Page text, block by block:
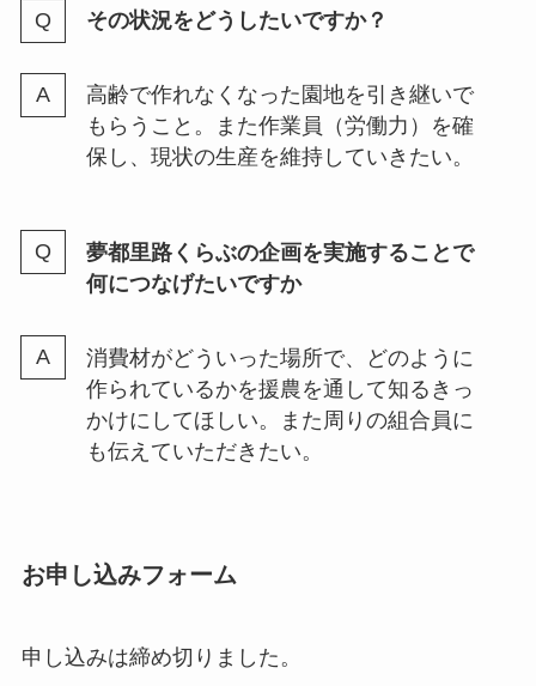
その状況をどうしたいですか？
高齢で作れなくなった園地を引き継いで
もらうこと。また作業員（労働力）を確
保し、現状の生産を維持していきたい。
夢都里路くらぶの企画を実施することで
何につなげたいですか
消費材がどういった場所で、どのように
作られているかを援農を通して知るきっ
かけにしてほしい。また周りの組合員に
も伝えていただきたい。
お申し込みフォーム
申し込みは締め切りました。